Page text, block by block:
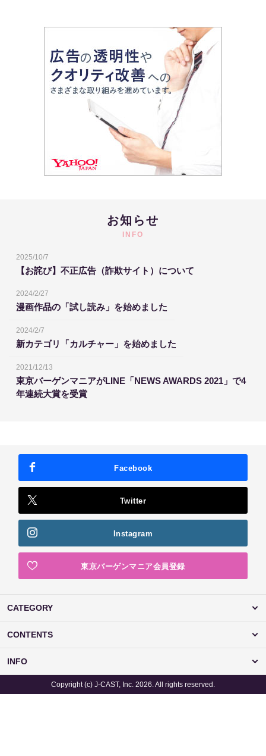
お知らせ
INFO
2025/10/7
【お詫び】不正広告（詐欺サイト）について
2024/2/27
漫画作品の「試し読み」を始めました
2024/2/7
新カテゴリ「カルチャー」を始めました
2021/12/13
東京バーゲンマニアがLINE「NEWS AWARDS 2021」で4
年連続大賞を受賞
Facebook
Twitter
Instagram
東京バーゲンマニア会員登録
CATEGORY
CONTENTS
INFO
Copyright (c) J-CAST, Inc. 2026. All rights reserved.